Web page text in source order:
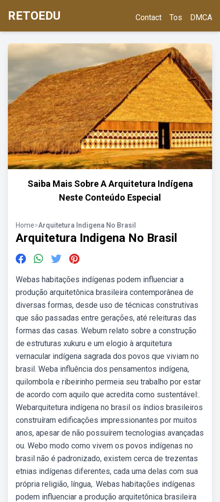
RETOEDU Contact Tos DMCA
Saiba Mais Sobre A Arquitetura Indígena
Neste Conteúdo Especial
Home>Arquitetura Indigena No Brasil
Arquitetura Indigena No Brasil
Webas habitações indígenas podem influenciar a
produção arquitetônica brasileira contemporânea de
diversas formas, desde uso de técnicas construtivas
que são passadas entre gerações, até releituras das
formas das casas. Webum relato sobre a construção
de estruturas xukuru e um elogio à arquitetura
vernacular indígena sagrada dos povos que viviam no
brasil. Weba influência dos pensamentos indígena,
quilombola e ribeirinho permeia seu trabalho por estar
de acordo com aquilo que acredita como sustentável:.
Webarquitetura indígena no brasil os índios brasileiros
construíram edificações impressionantes por muitos
anos, apesar de não possuírem tecnologias avançadas
ou. Webo modo como vivem os povos indígenas no
brasil não é padronizado, existem cerca de trezentas
etnias indígenas diferentes, cada uma delas com sua
própria religião, língua,. Webas habitações indígenas
podem influenciar a produção arquitetônica brasileira